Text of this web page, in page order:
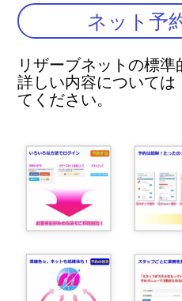
Skip
ネット予
リザーブネットの標準
詳しい内容については
てください。